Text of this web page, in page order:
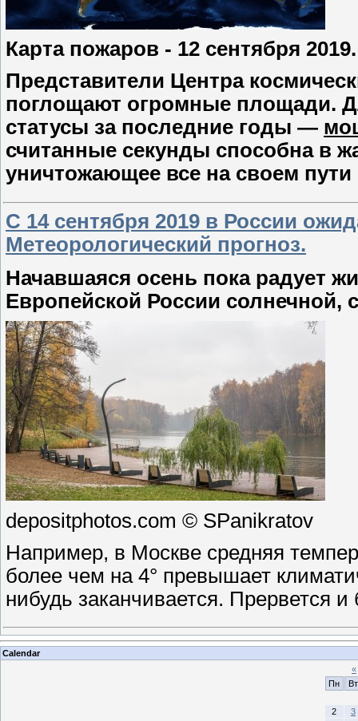
Карта пожаров - 12 сентября
Представители Центра
поглощают огромные площади.
статусы за последние годы —
считанные секунды способна в
уничтожающее все на своем пути
С 14 сентября 2019 в России
Метеорологический прогноз.
Начавшаяся осень пока радует
Европейской России солнечной,
depositphotos.com © SPanikratov
Например, в Москве средняя
более чем на 4° превышает
нибудь заканчивается. Прервется
Calendar
«
Пн
Вт
2
3